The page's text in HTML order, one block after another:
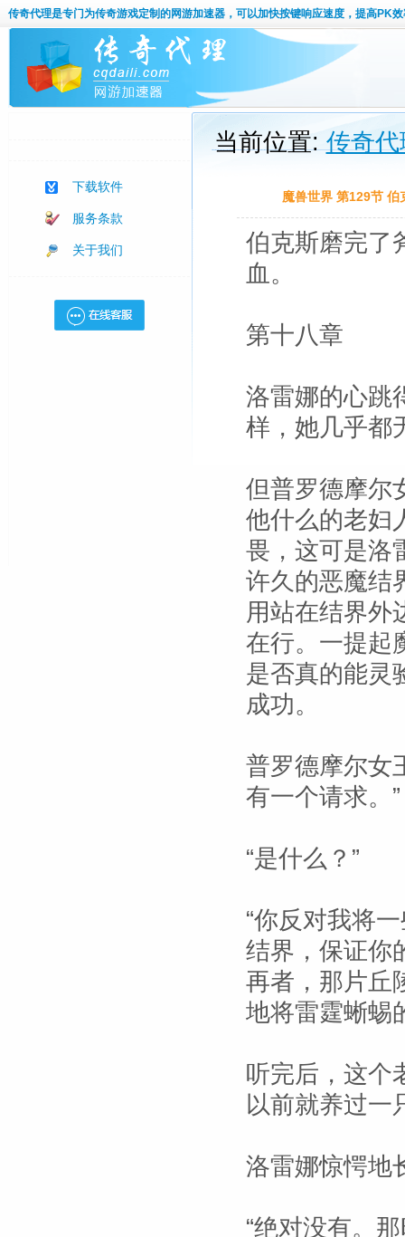
传奇代理是专门为传奇游戏定制的网游加速器，可以加快按键响应速度，提高PK效
下载软件
服务条款
关于我们
当前位置:传奇代
魔兽世界 第129节 伯
伯克斯磨完了
血。
第十八章
洛雷娜的心跳
样，她几乎都
但普罗德摩尔
他什么的老妇
畏，这可是洛
许久的恶魔结
用站在结界外
在行。一提起
是否真的能灵
成功。
普罗德摩尔女
有一个请求。”
“是什么？”
“你反对我将
结界，保证你
再者，那片丘
地将雷霆蜥蜴
听完后，这个
以前就养过一
洛雷娜惊愕地
“绝对没有。